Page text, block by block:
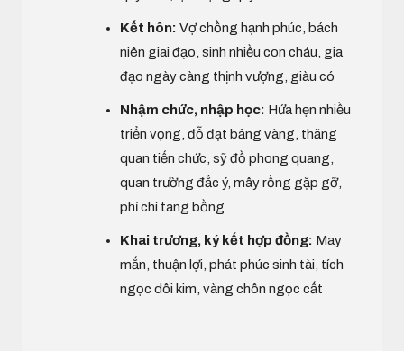
Kết hôn: Vợ chồng hạnh phúc, bách
niên giai đạo, sinh nhiều con cháu, gia
đạo ngày càng thịnh vượng, giàu có
Nhậm chức, nhập học: Hứa hẹn nhiều
triển vọng, đỗ đạt bảng vàng, thăng
quan tiến chức, sỹ đồ phong quang,
quan trường đắc ý, mây rồng gặp gỡ,
phỉ chí tang bồng
Khai trương, ký kết hợp đồng: May
mắn, thuận lợi, phát phúc sinh tài, tích
ngọc dôi kim, vàng chôn ngọc cất